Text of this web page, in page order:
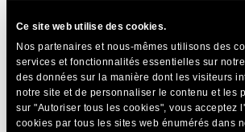
Ce site web utilise des cookies.
Nos partenaires et nous-mêmes utilisons des
services et fonctionnalités essentielles sur
des données sur la manière dont les visiteurs
notre site et de personnaliser le contenu et les
sur "Autoriser tous les cookies", vous acceptez
cookies par tous les sites web énumérés dans